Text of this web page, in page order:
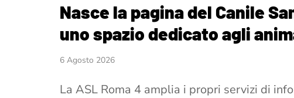
Nasce la pagina del Canile
uno spazio dedicato agli
6 Agosto 2026
La ASL Roma 4 amplia i propri servizi di